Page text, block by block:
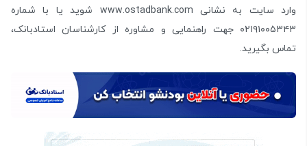
وارد سایت به نشانی www.ostadbank.com شوید یا با شماره
۰۲۱۹۱۰۰۵۳۴۳ جهت راهنمایی و مشاوره از کارشناسان استادبانک،
تماس بگیرید.